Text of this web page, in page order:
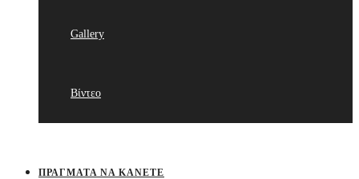
Gallery
Βίντεο
ΠΡΆΓΜΑΤΑ ΝΑ ΚΆΝΕΤΕ